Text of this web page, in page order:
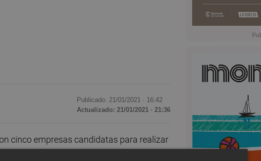
Publicado: 21/01/2021 · 16:42
Actualizado: 21/01/2021 · 21:36
cinco empresas candidatas para realizar
la alcaldesa,